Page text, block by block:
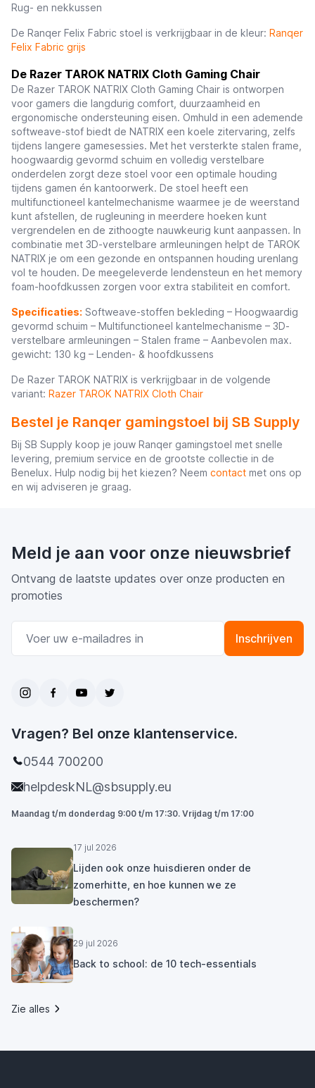
Rug- en nekkussen
De Ranqer Felix Fabric stoel is verkrijgbaar in de kleur: Ranqer
Felix Fabric grijs
De Razer TAROK NATRIX Cloth Gaming Chair
De Razer TAROK NATRIX Cloth Gaming Chair is ontworpen
voor gamers die langdurig comfort, duurzaamheid en
ergonomische ondersteuning eisen. Omhuld in een ademende
softweave-stof biedt de NATRIX een koele zitervaring, zelfs
tijdens langere gamesessies. Met het versterkte stalen frame,
hoogwaardig gevormd schuim en volledig verstelbare
onderdelen zorgt deze stoel voor een optimale houding
tijdens gamen én kantoorwerk. De stoel heeft een
multifunctioneel kantelmechanisme waarmee je de weerstand
kunt afstellen, de rugleuning in meerdere hoeken kunt
vergrendelen en de zithoogte nauwkeurig kunt aanpassen. In
combinatie met 3D-verstelbare armleuningen helpt de TAROK
NATRIX je om een gezonde en ontspannen houding urenlang
vol te houden. De meegeleverde lendensteun en het memory
foam-hoofdkussen zorgen voor extra stabiliteit en comfort.
Specificaties: Softweave-stoffen bekleding – Hoogwaardig
gevormd schuim – Multifunctioneel kantelmechanisme – 3D-
verstelbare armleuningen – Stalen frame – Aanbevolen max.
gewicht: 130 kg – Lenden- & hoofdkussens
De Razer TAROK NATRIX is verkrijgbaar in de volgende
variant: Razer TAROK NATRIX Cloth Chair
Bestel je Ranqer gamingstoel bij SB Supply
Bij SB Supply koop je jouw Ranqer gamingstoel met snelle
levering, premium service en de grootste collectie in de
Benelux. Hulp nodig bij het kiezen? Neem contact met ons op
en wij adviseren je graag.
Meld je aan voor onze nieuwsbrief
Ontvang de laatste updates over onze producten en
promoties
Inschrijven
Vragen? Bel onze klantenservice.
0544 700200
helpdeskNL@sbsupply.eu
Maandag t/m donderdag 9:00 t/m 17:30. Vrijdag t/m 17:00
17 jul 2026
Lijden ook onze huisdieren onder de
zomerhitte, en hoe kunnen we ze
beschermen?
29 jul 2026
Back to school: de 10 tech-essentials
Zie alles